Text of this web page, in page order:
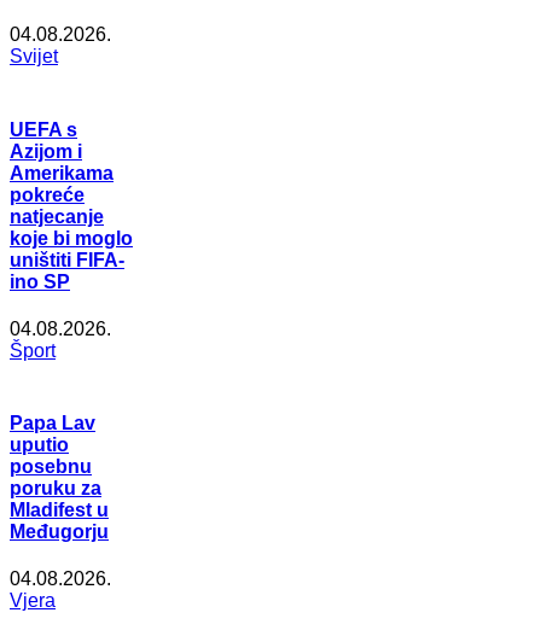
04.08.2026.
Svijet
UEFA s
Azijom i
Amerikama
pokreće
natjecanje
koje bi moglo
uništiti FIFA-
ino SP
04.08.2026.
Šport
Papa Lav
uputio
posebnu
poruku za
Mladifest u
Međugorju
04.08.2026.
Vjera